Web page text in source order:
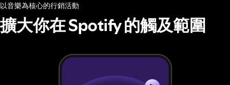
以音樂為核心的行銷活動
擴大你在 Spotify 的觸及範圍